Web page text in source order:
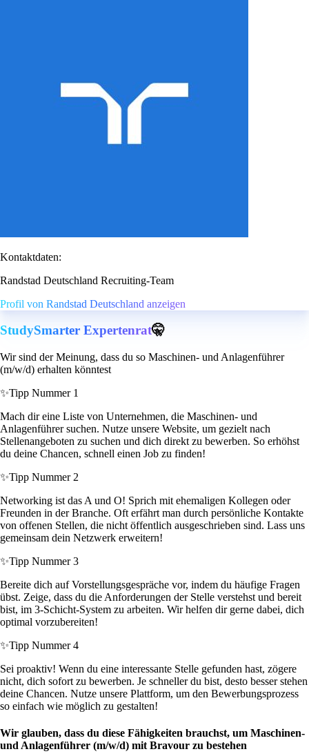
Kontaktdaten:
Randstad Deutschland Recruiting-Team
Profil von Randstad Deutschland anzeigen
StudySmarter Expertenrat🤫
Wir sind der Meinung, dass du so Maschinen- und Anlagenführer
(m/w/d) erhalten könntest
✨Tipp Nummer 1
Mach dir eine Liste von Unternehmen, die Maschinen- und
Anlagenführer suchen. Nutze unsere Website, um gezielt nach
Stellenangeboten zu suchen und dich direkt zu bewerben. So erhöhst
du deine Chancen, schnell einen Job zu finden!
✨Tipp Nummer 2
Networking ist das A und O! Sprich mit ehemaligen Kollegen oder
Freunden in der Branche. Oft erfährt man durch persönliche Kontakte
von offenen Stellen, die nicht öffentlich ausgeschrieben sind. Lass uns
gemeinsam dein Netzwerk erweitern!
✨Tipp Nummer 3
Bereite dich auf Vorstellungsgespräche vor, indem du häufige Fragen
übst. Zeige, dass du die Anforderungen der Stelle verstehst und bereit
bist, im 3-Schicht-System zu arbeiten. Wir helfen dir gerne dabei, dich
optimal vorzubereiten!
✨Tipp Nummer 4
Sei proaktiv! Wenn du eine interessante Stelle gefunden hast, zögere
nicht, dich sofort zu bewerben. Je schneller du bist, desto besser stehen
deine Chancen. Nutze unsere Plattform, um den Bewerbungsprozess
so einfach wie möglich zu gestalten!
Wir glauben, dass du diese Fähigkeiten brauchst, um Maschinen-
und Anlagenführer (m/w/d) mit Bravour zu bestehen